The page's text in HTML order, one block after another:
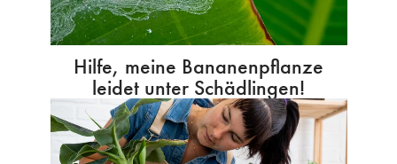
Hilfe, meine Bananenpflanze
leidet unter Schädlingen!